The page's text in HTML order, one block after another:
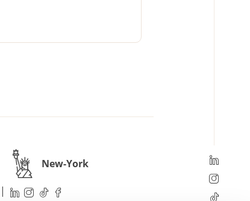
New-York
|